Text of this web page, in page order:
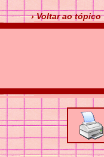
› Voltar ao tópico